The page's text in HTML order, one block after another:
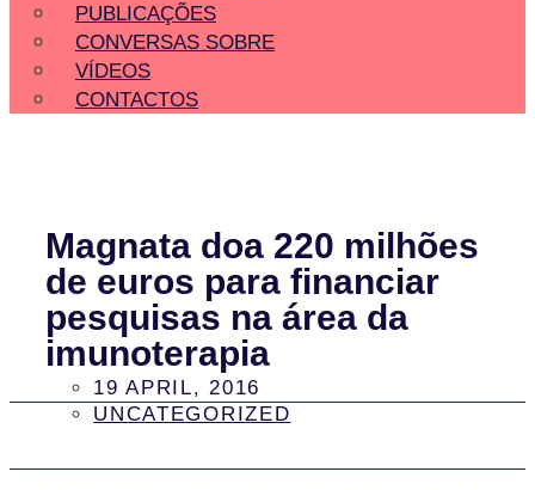
PUBLICAÇÕES
CONVERSAS SOBRE
VÍDEOS
CONTACTOS
Magnata doa 220 milhões
de euros para financiar
pesquisas na área da
imunoterapia
19 APRIL, 2016
UNCATEGORIZED